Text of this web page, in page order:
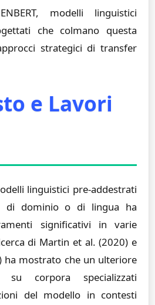
modelli linguistici
che colmano questa
strategici di transfer
e Lavori
linguistici pre-addestrati
di dominio o di lingua ha
significativi in varie
di Martin et al. (2020) e
ha mostrato che un ulteriore
su corpora specializzati
del modello in contesti